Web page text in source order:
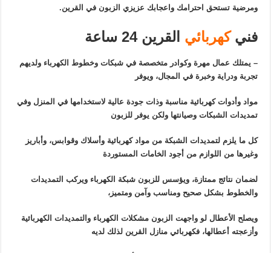
ومرضية تستحق احترامك واعجابك عزيزي الزبون في القرين.
فنيكهربائي القرين 24 ساعة
– يمتلك عمال مهرة وكوادر متخصصة في شبكات وخطوط الكهرباء ولديهم
تجربة ودراية وخبرة في المجال، ويوفر
مواد وأدوات كهربائية مناسبة وذات جودة عالية لاستخدامها في المنزل وفي
تمديدات الشبكات وصيانتها ولكن يوفر للزبون
كل ما يلزم لتمديدات الشبكة من مواد كهربائية وأسلاك وقوابس، وأباريز
وغيرها من اللوازم من أجود الخامات المستوردة
لضمان نتائج ممتازة، ويؤسس للزبون شبكة الكهرباء ويركب التمديدات
والخطوط بشكل صحيح ومناسب وآمن ومتميز،
ويصلح الأعطال لو واجهت الزبون مشكلات الكهرباء والتمديدات الكهربائية
وأزعجته أعطالها، فكهربائي منازل القرين لذلك لديه